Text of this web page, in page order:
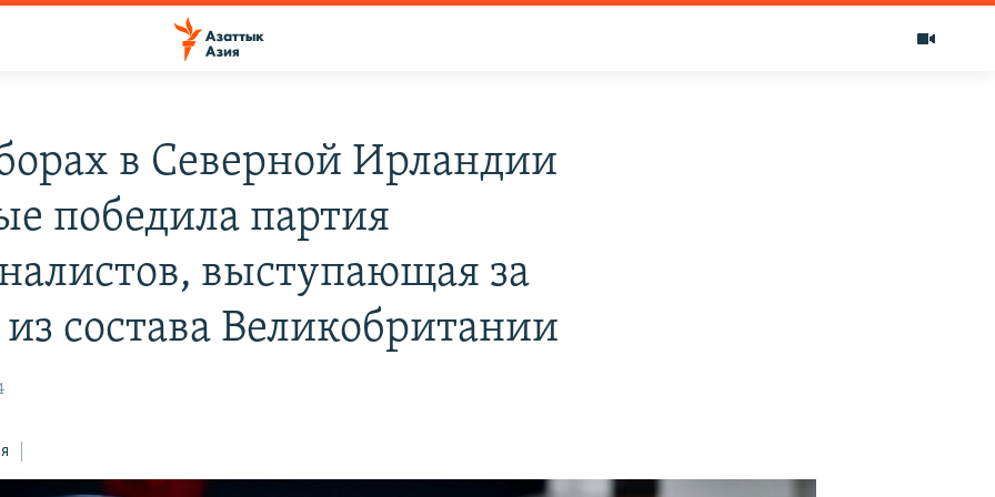
в Северной Ирландии
победила партия
выступающая за
состава Великобритании